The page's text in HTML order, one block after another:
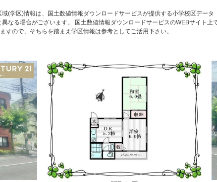
(学区)情報は、国土数値情報ダウンロードサービスが提供する小学校区デー
なる場合がございます。 国土数値情報ダウンロードサービスのWEBサイト上
すので、そちらを踏まえ学区情報は参考としてご活用下さい。